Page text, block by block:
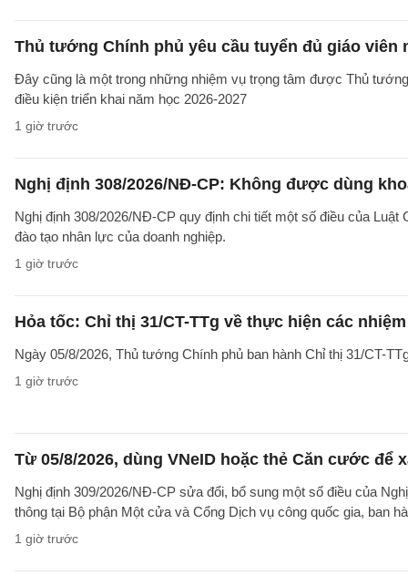
Thủ tướng Chính phủ yêu cầu tuyển đủ giáo viên
Đây cũng là một trong những nhiệm vụ trọng tâm được Thủ
điều kiện triển khai năm học 2026-2027
1 giờ trước
Nghị định 308/2026/NĐ-CP: Không được dùng
Nghị định 308/2026/NĐ-CP quy định chi tiết một số điều của
đào tạo nhân lực của doanh nghiệp.
1 giờ trước
Hỏa tốc: Chỉ thị 31/CT-TTg về thực hiện các
Ngày 05/8/2026, Thủ tướng Chính phủ ban hành Chỉ thị 31/CT-
1 giờ trước
Từ 05/8/2026, dùng VNeID hoặc thẻ Căn cước
Nghị định 309/2026/NĐ-CP sửa đổi, bổ sung một số điều của
thông tại Bộ phận Một cửa và Cổng Dịch vụ công quốc gia, ban
1 giờ trước